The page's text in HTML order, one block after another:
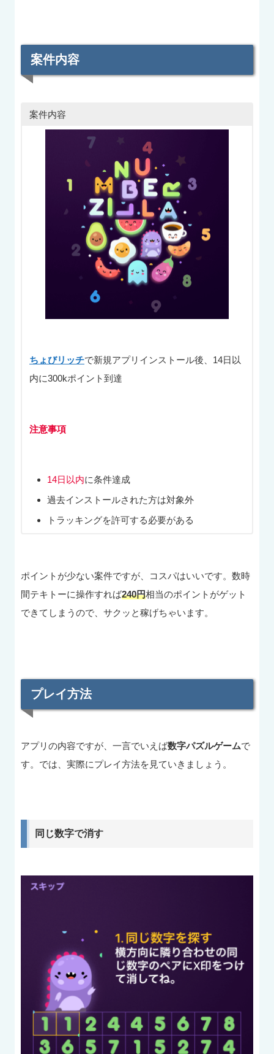
案件内容
案件内容
ちょびリッチで新規アプリインストール後、14日以
内に300kポイント到達
注意事項
14日以内に条件達成
過去インストールされた方は対象外
トラッキングを許可する必要がある
ポイントが少ない案件ですが、コスパはいいです。数時
間テキトーに操作すれば240円相当のポイントがゲット
できてしまうので、サクッと稼げちゃいます。
プレイ方法
アプリの内容ですが、一言でいえば数字パズルゲームで
す。では、実際にプレイ方法を見ていきましょう。
同じ数字で消す